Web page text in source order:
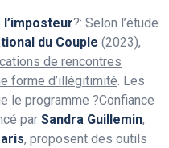
?: Selon l’étude
du Couple (2023),
de rencontres
forme d’illégitimité. Les
le programme ?Confiance
par Sandra Guillemin,
, proposent des outils